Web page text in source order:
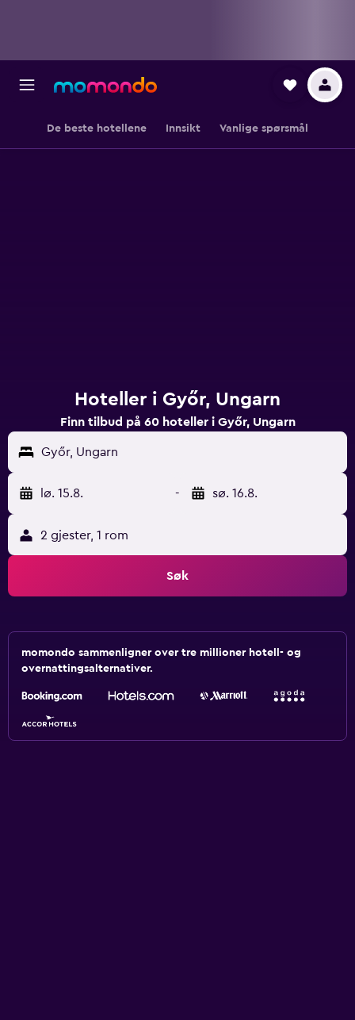
De beste hotellene Innsikt Vanlige spørsmål
Hoteller i Győr, Ungarn
Finn tilbud på 60 hoteller i Győr, Ungarn
Győr, Ungarn
lø. 15.8. - sø. 16.8.
2 gjester, 1 rom
Søk
momondo sammenligner over tre millioner hotell- og
overnattingsalternativer.